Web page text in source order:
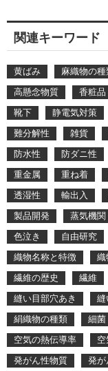
関連キーワード
黄ばみ 麻織物の
高懸念物質
香粧品
靴下
静電気対策
難分解性
雑貨
防水性
防ダニ性
重金属
重ね着
透湿性
輸出入
製品開発
蒸気機関
色泣き
自由研究
織物名称と特徴
繊維の歴史
繊維
縫い目部穴あき
縫
絹織物の種類
細菌
空気の熱伝導率
発がん性物質
発が